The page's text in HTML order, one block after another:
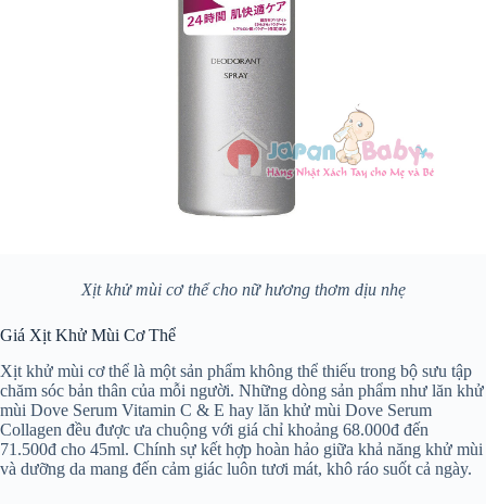
Xịt khử mùi cơ thể cho nữ hương thơm dịu nhẹ
Giá Xịt Khử Mùi Cơ Thể
Xịt khử mùi cơ thể là một sản phẩm không thể thiếu trong bộ sưu tập
chăm sóc bản thân của mỗi người. Những dòng sản phẩm như lăn khử
mùi Dove Serum Vitamin C & E hay lăn khử mùi Dove Serum
Collagen đều được ưa chuộng với giá chỉ khoảng 68.000đ đến
71.500đ cho 45ml. Chính sự kết hợp hoàn hảo giữa khả năng khử mùi
và dưỡng da mang đến cảm giác luôn tươi mát, khô ráo suốt cả ngày.